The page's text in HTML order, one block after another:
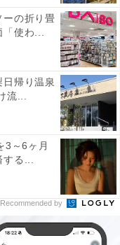
ーンサイトの「参
ります。全ユーザ
注意ください。
ーの折り畳
「使わ...
日帰り温泉
流...
3～6ヶ月
する...
Recommended by